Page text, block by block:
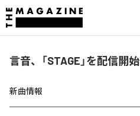
言音、「STAGE」を配信開始
新曲情報